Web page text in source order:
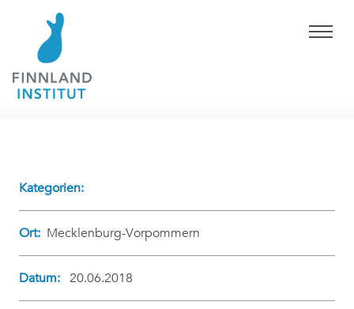
Kategorien:
Ort: Mecklenburg-Vorpommern
Datum: 20.06.2018